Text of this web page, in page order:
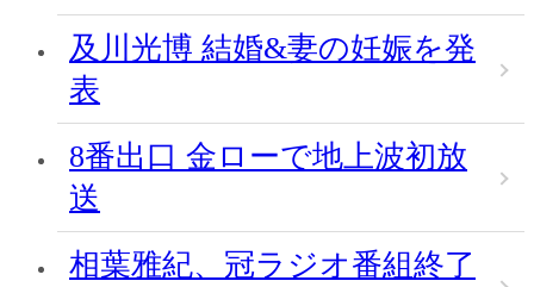
及川光博 結婚&妻の妊娠を発
表
8番出口 金ローで地上波初放
送
相葉雅紀、冠ラジオ番組終了